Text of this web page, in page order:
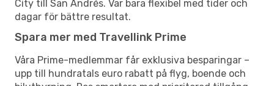
City till San Andrés. Var bara flexibel med tider och
dagar för bättre resultat.
Spara mer med Travellink Prime
Våra Prime-medlemmar får exklusiva besparingar –
upp till hundratals euro rabatt på flyg, boende och